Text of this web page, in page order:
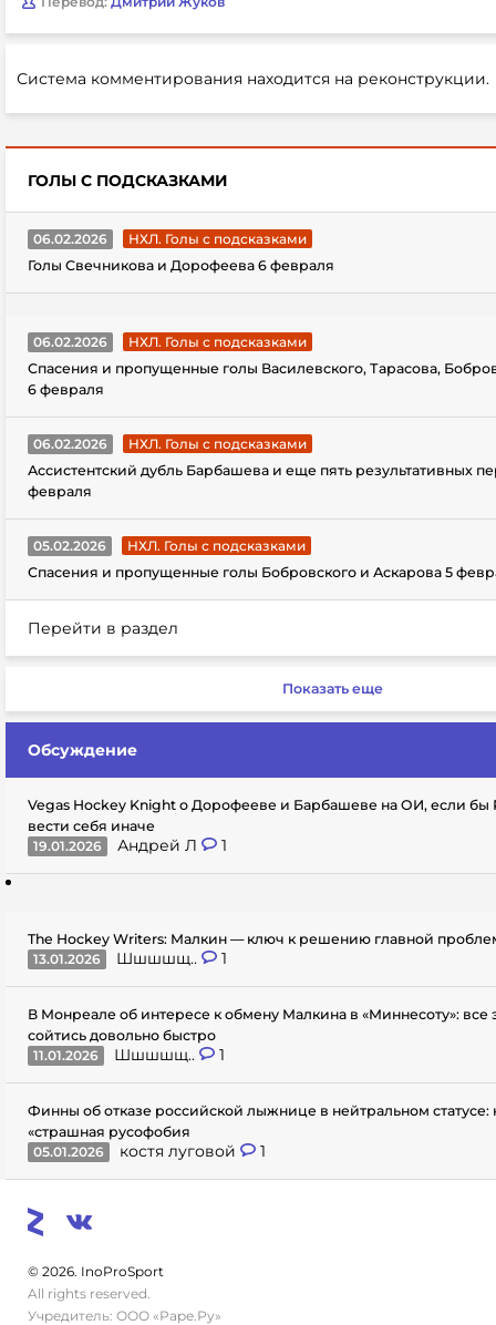
Система комментирования находится на реконструкции.
ГОЛЫ С ПОДСКАЗКАМИ
06.02.2026
НХЛ. Голы с подсказками
Голы Свечникова и Дорофеева 6 февраля
06.02.2026
НХЛ. Голы с подсказками
Спасения и пропущенные голы Василевского, Тарасова,
6 февраля
06.02.2026
НХЛ. Голы с подсказками
Ассистентский дубль Барбашева и еще пять результативных
февраля
05.02.2026
НХЛ. Голы с подсказками
Спасения и пропущенные голы Бобровского и Аскарова 5
Перейти в раздел
Показать еще
Обсуждение
Vegas Hockey Knight о Дорофееве и Барбашеве на ОИ, если бы
вести себя иначе
19.01.2026
Андрей Л 1
The Hockey Writers: Малкин — ключ к решению главной
13.01.2026
Шшшшщ.. 1
В Монреале об интересе к обмену Малкина в «Миннесоту»: все
сойтись довольно быстро
11.01.2026
Шшшшщ.. 1
Финны об отказе российской лыжнице в нейтральном статусе:
«страшная русофобия
05.01.2026
костя луговой 1
© 2026. InoProSport
All rights reserved.
Учредитель: ООО «Раре.Ру»